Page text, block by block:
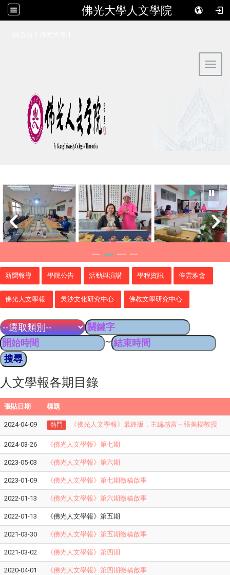
佛光大學人文學院
新聞報導 學院公告 活動與演講 學程資訊 停雲雅會
佛光人文學報 吳沙文化研究中心 佛教文學研究中心
~
人文學報各期目錄
張貼日期 標題
2024-04-09 熱門 《佛光人文學報》最終版，主編感言～張美櫻教授
2024-03-26 《佛光人文學報》第七期
2023-05-03 《佛光人文學報》第六期
2023-01-09 《佛光人文學報》第七期徵稿啟事
2022-01-13 《佛光人文學報》第六期徵稿啟事
2022-01-13 《佛光人文學報》第五期
2021-03-30 《佛光人文學報》第五期徵稿啟事
2021-03-02 《佛光人文學報》第四期
2020-04-01 《佛光人文學報》第四期徵稿啟事